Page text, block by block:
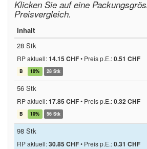
Klicken Sie auf eine
Preisvergleich.
Inhalt
28 Stk
RP aktuell:14.15 CHF• Preis p.E.:0.51 CHF
B 10% 28 Stk
56 Stk
RP aktuell:17.85 CHF• Preis p.E.:0.32 CHF
B 10% 56 Stk
98 Stk
RP aktuell:30.85 CHF• Preis p.E.:0.31 CHF